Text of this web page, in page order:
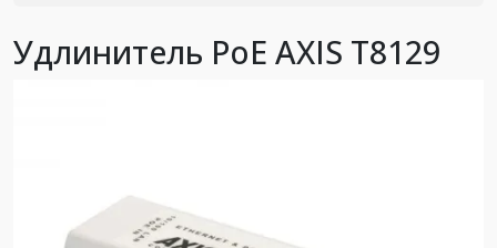
Удлинитель PoE AXIS T8129